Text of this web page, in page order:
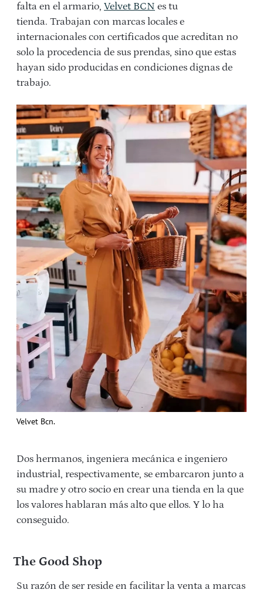
falta en el armario, Velvet BCN es tu
tienda. Trabajan con marcas locales e
internacionales con certificados que acreditan no
solo la procedencia de sus prendas, sino que estas
hayan sido producidas en condiciones dignas de
trabajo.
Velvet Bcn.
Dos hermanos, ingeniera mecánica e ingeniero
industrial, respectivamente, se embarcaron junto a
su madre y otro socio en crear una tienda en la que
los valores hablaran más alto que ellos. Y lo ha
conseguido.
The Good Shop
Su razón de ser reside en facilitar la venta a marcas